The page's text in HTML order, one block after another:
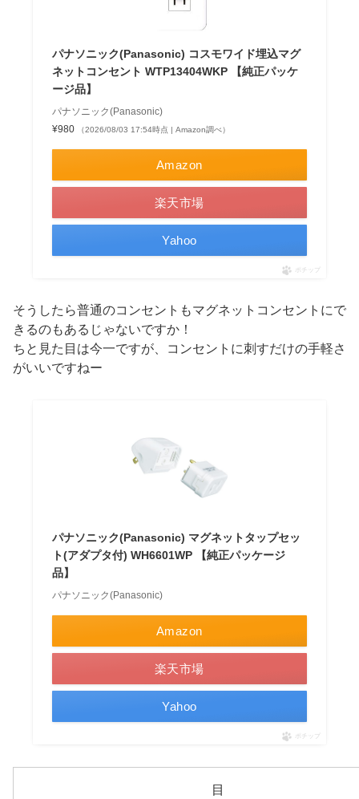
パナソニック(Panasonic) コスモワイド埋込マグ
ネットコンセント WTP13404WKP 【純正パッケ
ージ品】
パナソニック(Panasonic)
¥980
（2026/08/03 17:54時点 | Amazon調べ）
Amazon
楽天市場
Yahoo
ポチップ
そうしたら普通のコンセントもマグネットコンセントにで
きるのもあるじゃないですか！
ちと見た目は今一ですが、コンセントに刺すだけの手軽さ
がいいですねー
パナソニック(Panasonic) マグネットタップセッ
ト(アダプタ付) WH6601WP 【純正パッケージ
品】
パナソニック(Panasonic)
Amazon
楽天市場
Yahoo
ポチップ
目